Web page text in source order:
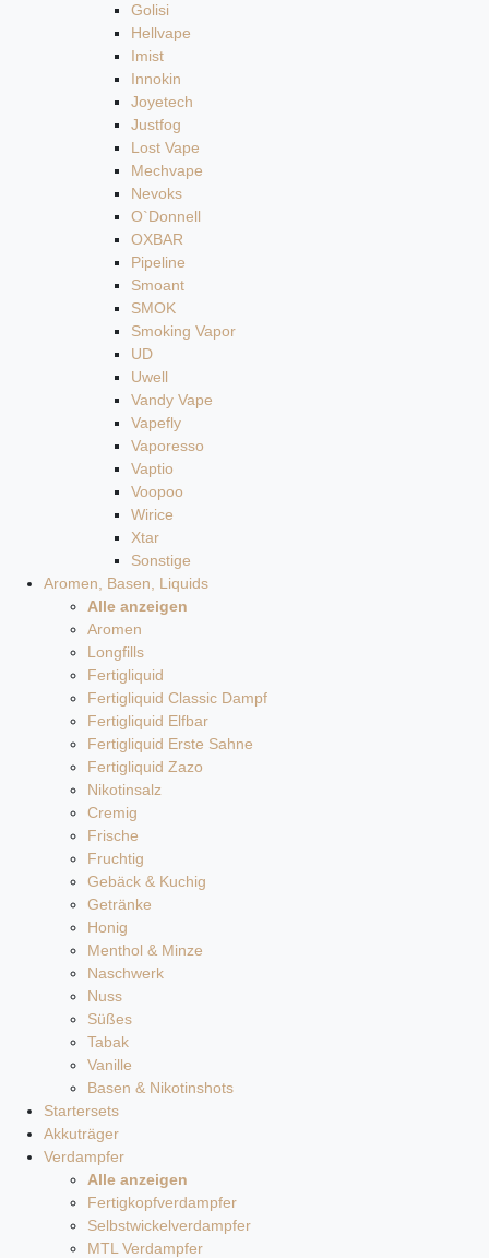
Golisi
Hellvape
Imist
Innokin
Joyetech
Justfog
Lost Vape
Mechvape
Nevoks
O`Donnell
OXBAR
Pipeline
Smoant
SMOK
Smoking Vapor
UD
Uwell
Vandy Vape
Vapefly
Vaporesso
Vaptio
Voopoo
Wirice
Xtar
Sonstige
Aromen, Basen, Liquids
Alle anzeigen
Aromen
Longfills
Fertigliquid
Fertigliquid Classic Dampf
Fertigliquid Elfbar
Fertigliquid Erste Sahne
Fertigliquid Zazo
Nikotinsalz
Cremig
Frische
Fruchtig
Gebäck & Kuchig
Getränke
Honig
Menthol & Minze
Naschwerk
Nuss
Süßes
Tabak
Vanille
Basen & Nikotinshots
Startersets
Akkuträger
Verdampfer
Alle anzeigen
Fertigkopfverdampfer
Selbstwickelverdampfer
MTL Verdampfer